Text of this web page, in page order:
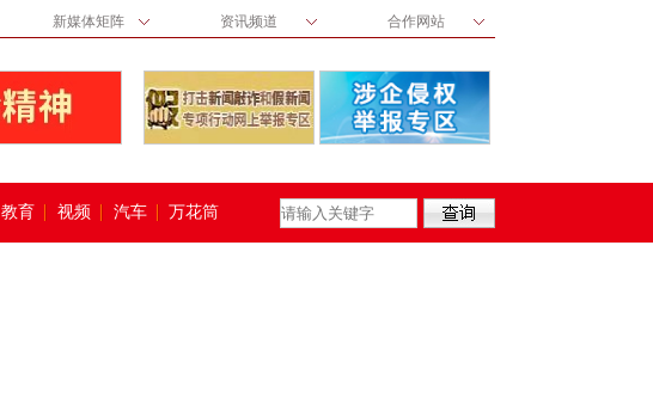
新媒体矩阵 资讯频道 合作网站
教育 视频 汽车 万花筒